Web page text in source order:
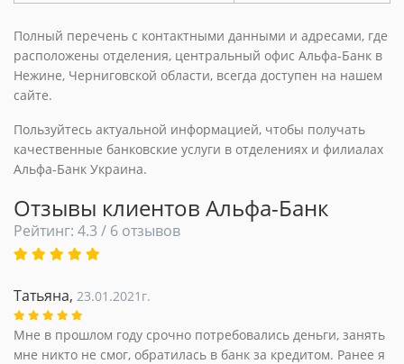
Полный перечень с контактными данными и адресами, где
расположены отделения, центральный офис Альфа-Банк в
Нежине, Черниговской области, всегда доступен на нашем
сайте.
Пользуйтесь актуальной информацией, чтобы получать
качественные банковские услуги в отделениях и филиалах
Альфа-Банк Украина.
Отзывы клиентов Альфа-Банк
Рейтинг: 4.3 / 6 отзывов
Татьяна, 23.01.2021г.
Мне в прошлом году срочно потребовались деньги, занять
мне никто не смог, обратилась в банк за кредитом. Ранее я